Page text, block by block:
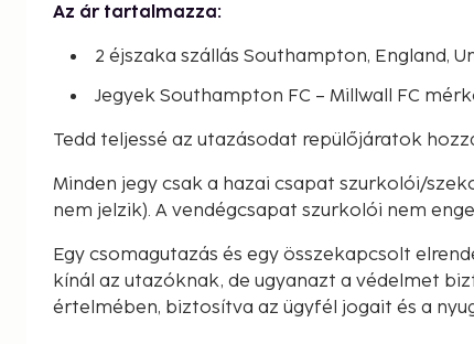
Az ár tartalmazza:
2 éjszaka szállás Southampton, England,
Jegyek Southampton FC – Millwall FC
Tedd teljessé az utazásodat repülőjáratok
Minden jegy csak a hazai csapat szurkolói/
nem jelzik). A vendégcsapat szurkolói nem
Egy csomagutazás és egy összekapcsolt
kínál az utazóknak, de ugyanazt a védelmet
értelmében, biztosítva az ügyfél jogait és a